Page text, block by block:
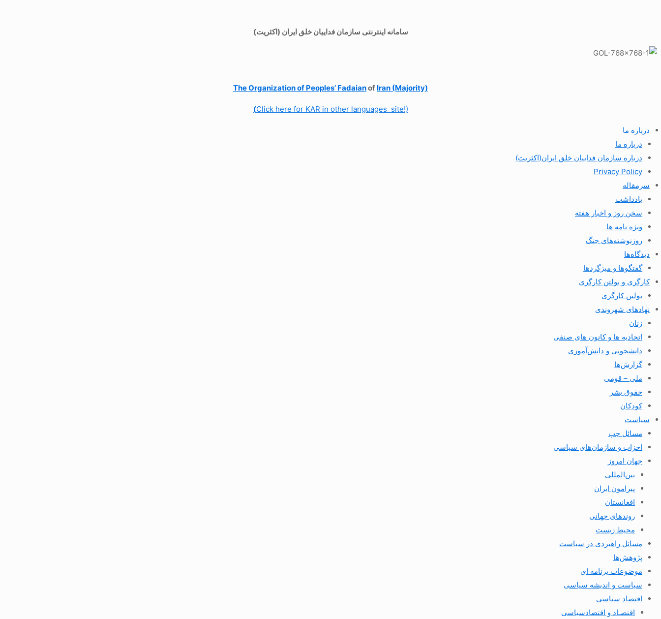
سامانه اینترنتی سازمان فداییان خلق ایران (اکثریت)
The Organization of Peoples’ Fadaianof Iran (Majority)
(Click here for KAR in other languages site!)
درباره ما
درباره ما
درباره سازمان فداییان خلق ایران(اکثریت)
Privacy Policy
سرمقاله
یادداشت
سخن روز و اخبار هفته
ویژه نامه ها
روزنوشته‌های جنگ
دیدگاه‌ها
گفتگوها و میزگردها
کارگری و بولتن کارگری
بولتن کارگری
نهادهای شهروندی
زنان
اتحادیه ها و کانون های صنفی
دانشجویی و دانش‌آموزی
گزارش‌ها
ملی – قومی
حقوق بشر
کودکان
سیاست
مسائل چپ
احزاب و سازمان‌های سیاسی
جهان امروز
بین‌المللی
پیرامون ایران
افغانستان
روندهای جهانی
محیط زیست
مسائل راهبردی در سیاست
پژوهش‌ها
موضوعات برنامه ای
سیاست و اندیشه سیاسی
اقتصاد سیاسی
اقتصـاد و اقتصاد‌سیاسی